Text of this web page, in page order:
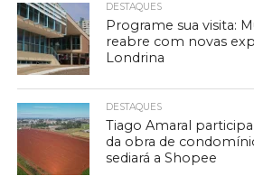
DESTAQUES
Programe sua visita:
reabre com novas
Londrina
DESTAQUES
Tiago Amaral
da obra de
sediará a Shopee